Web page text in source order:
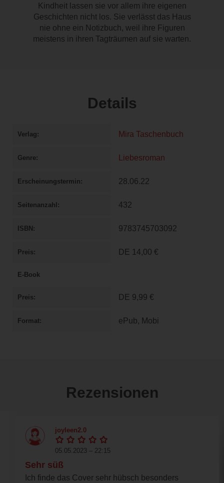
Kindheit lassen sie vor allem ihre eigenen
Geschichten nicht los. Sie verlässt das Haus
nie ohne ein Notizbuch, weil ihre Figuren
meistens in ihren Tagträumen auf sie warten.
Details
Verlag Mira Taschenbuch
Genre Liebesroman
Erscheinungstermin 28.06.22
Seitenanzahl 432
ISBN 9783745703092
Preis DE 14,00 €
E-Book
Preis DE 9,99 €
Format ePub, Mobi
Rezensionen
joyleen2.0
05.05.2023 – 22:15
Sehr süß
Ich finde das Cover sehr hübsch besonders